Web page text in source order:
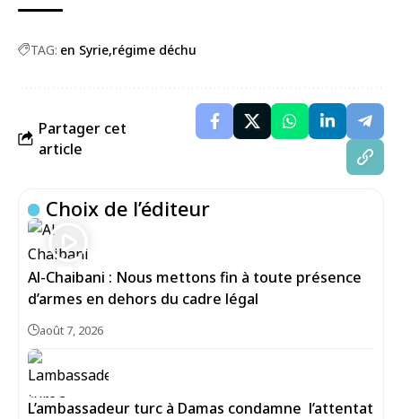
TAG: en Syrie régime déchu
Partager cet
article
Choix de l’éditeur
Al-Chaibani : Nous mettons fin à toute présence
d’armes en dehors du cadre légal
août 7, 2026
L’ambassadeur turc à Damas condamne l’attentat